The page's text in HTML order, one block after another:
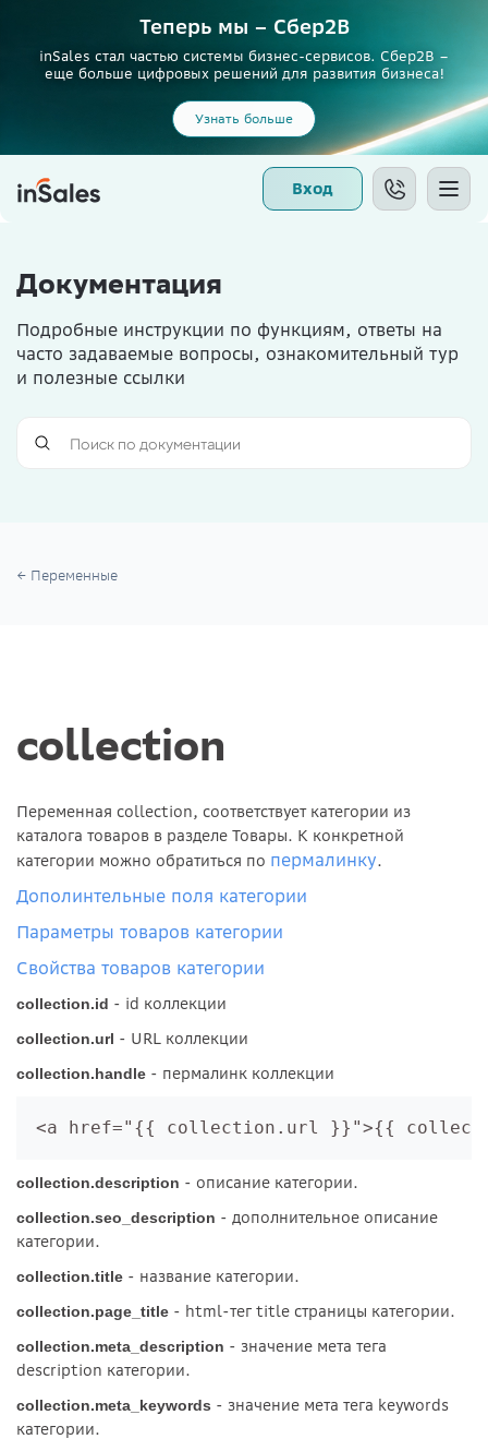
Теперь мы – Сбер2B
inSales стал частью системы бизнес-сервисов. Сбер2В –
еще больше цифровых решений для развития бизнеса!
Узнать больше
Вход
Документация
Подробные инструкции по функциям, ответы на
часто задаваемые вопросы, ознакомительный тур
и полезные ссылки
Переменные
collection
Переменная collection, соответствует категории из
каталога товаров в разделе Товары. К конкретной
категории можно обратиться по пермалинку.
Дополинтельные поля категории
Параметры товаров категории
Свойства товаров категории
collection.id - id коллекции
collection.url - URL коллекции
collection.handle - пермалинк коллекции
<a href="{{ collection.url }}">{{
collection.description - описание категории.
collection.seo_description - дополнительное описание
категории.
collection.title - название категории.
collection.page_title - html-тег title страницы категории.
collection.meta_description - значение мета тега
description категории.
collection.meta_keywords - значение мета тега keywords
категории.